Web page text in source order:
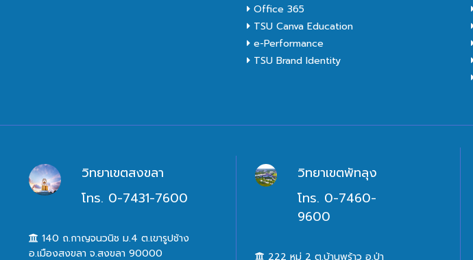
Office 365
TSU Canva Education
e-Performance
TSU Brand Identity
วิทยาเขตสงขลา
โทร. 0-7431-7600
140 ถ.กาญจนวนิช ม.4 ต.เขารูปช้าง
อ.เมืองสงขลา จ.สงขลา 90000
วิทยาเขตพัทลุง
โทร. 0-7460-
9600
222 หมู่ 2 ต.บ้านพร้าว อ.ป่า